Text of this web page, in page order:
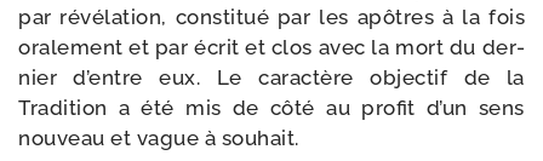
par révé­la­tion, consti­tué par les apôtres à la fois
ora­le­ment et par écrit et clos avec la mort du der­
nier d’entre eux. Le carac­tère objec­tif de la
Tradition a été mis de côté au pro­fit d’un sens
nou­veau et vague à souhait.